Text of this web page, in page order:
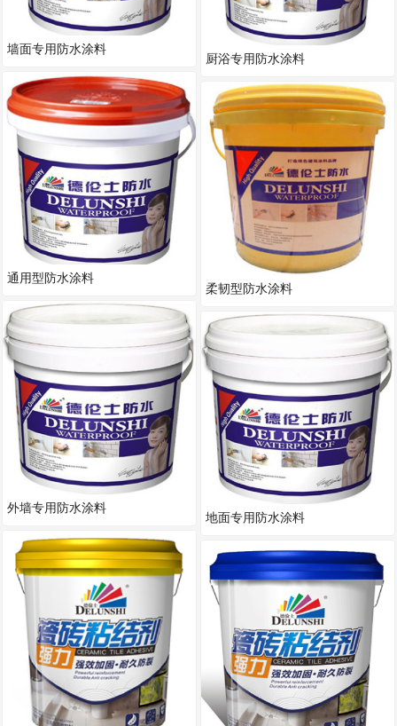
墙面专用防水涂料
通用型防水涂料
外墙专用防水涂料
厨浴专用防水涂料
柔韧型防水涂料
地面专用防水涂料